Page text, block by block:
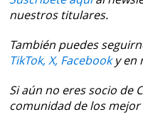
nuestros titulares.
También puedes
TikTok, X, Facebooky en
Si aún no eres socio de
comunidad de los